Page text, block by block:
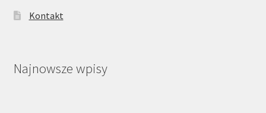
Kontakt
Najnowsze wpisy